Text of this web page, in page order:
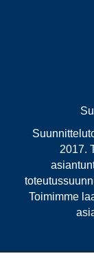
2017.
Toimimme